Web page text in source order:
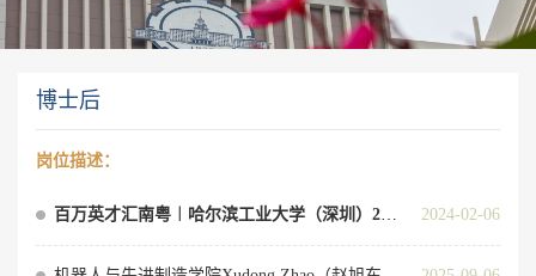
博士后
岗位描述：
2024-02-06